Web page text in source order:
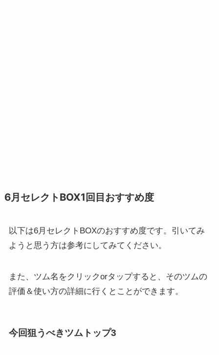
6月セレクトBOX1回目おすすめ度
以下は6月セレクトBOXのおすすめ度です。引いてみ
ようと思う方は参考にしてみてください。
また、ツム名をクリックorタップすると、そのツムの
評価＆使い方の詳細に行くとことができます。
今回狙うべきツムトップ3